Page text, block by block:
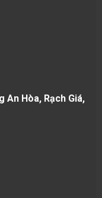
An Hòa, Rạch Giá,